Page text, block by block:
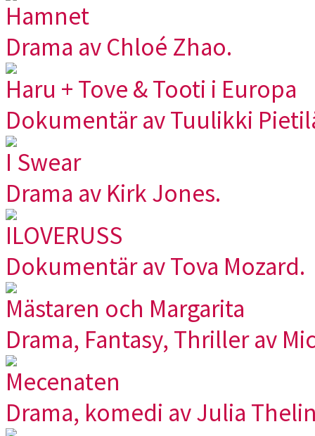
Hamnet
Drama av Chloé Zhao.
Haru + Tove & Tooti i Europa
Dokumentär av Tuulikki
I Swear
Drama av Kirk Jones.
ILOVERUSS
Dokumentär av Tova Mozard.
Mästaren och Margarita
Drama, Fantasy, Thriller av
Mecenaten
Drama, komedi av Julia